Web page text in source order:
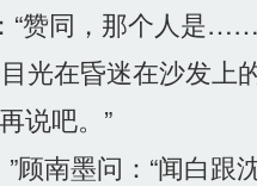
“赞同，那个人是
光在昏迷在沙发上
说吧。”
顾南墨问：“闻白跟